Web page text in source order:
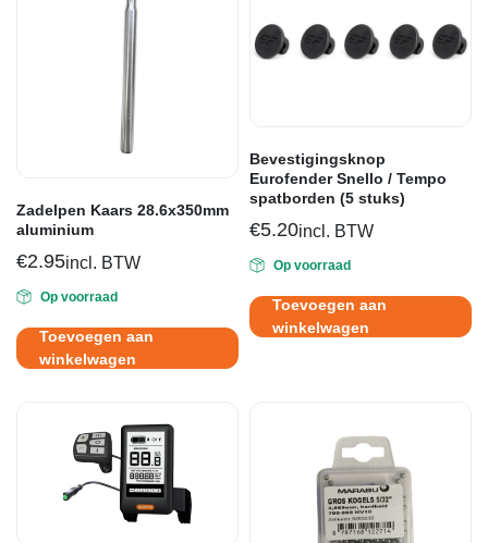
Zadelpen Kaars 28.6x350mm
aluminium
€2.95incl. BTW
Op voorraad
Toevoegen aan
winkelwagen
Bevestigingsknop
Eurofender Snello / Tempo
spatborden (5 stuks)
€5.20incl. BTW
Op voorraad
Toevoegen aan
winkelwagen